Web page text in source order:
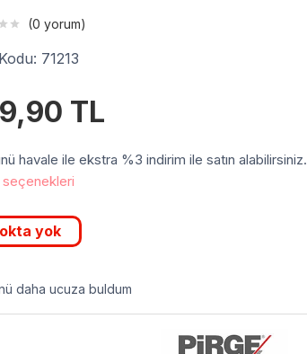
(0 yorum)
71213
TL
havale ile ekstra %3 indirim ile satın alabilirsiniz.
seçenekleri
yok
daha ucuza buldum